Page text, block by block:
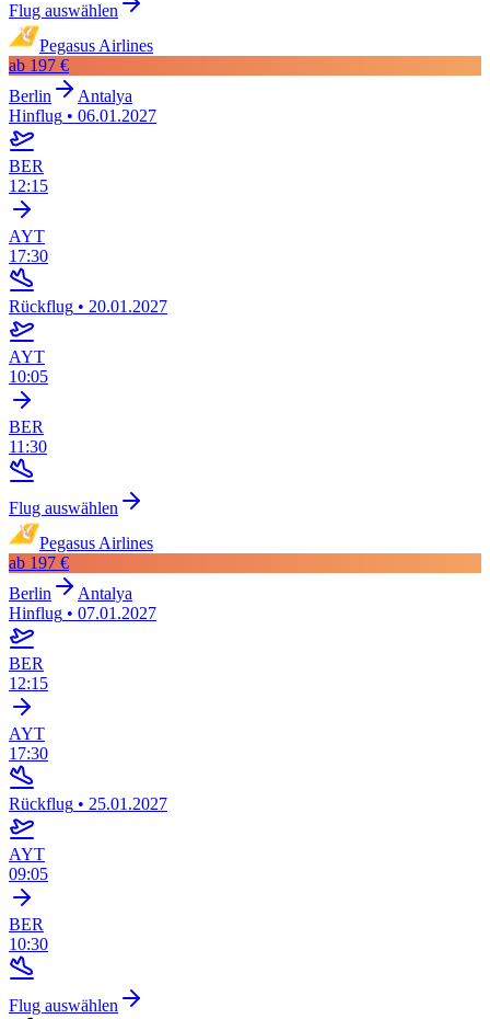
Flug auswählen
Pegasus Airlines
ab 197 €
Berlin
Antalya
Hinflug • 06.01.2027
BER
12:15
AYT
17:30
Rückflug • 20.01.2027
AYT
10:05
BER
11:30
Flug auswählen
Pegasus Airlines
ab 197 €
Berlin
Antalya
Hinflug • 07.01.2027
BER
12:15
AYT
17:30
Rückflug • 25.01.2027
AYT
09:05
BER
10:30
Flug auswählen